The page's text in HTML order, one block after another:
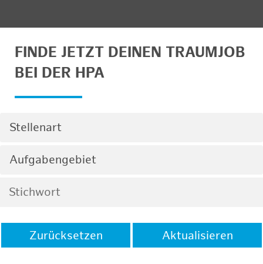
FINDE JETZT DEINEN TRAUMJOB
BEI DER HPA
Stellenart
Aufgabengebiet
Zurücksetzen Aktualisieren